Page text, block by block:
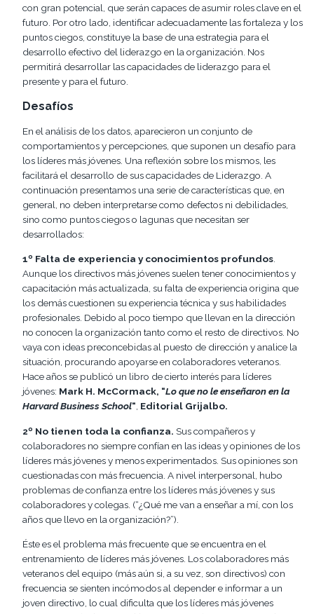
con gran potencial, que serán capaces de asumir roles clave en el
futuro. Por otro lado, identificar adecuadamente las fortaleza y los
puntos ciegos, constituye la base de una estrategia para el
desarrollo efectivo del liderazgo en la organización. Nos
permitirá desarrollar las capacidades de liderazgo para el
presente y para el futuro.
Desafíos
En el análisis de los datos, aparecieron un conjunto de
comportamientos y percepciones, que suponen un desafío para
los líderes más jóvenes. Una reflexión sobre los mismos, les
facilitará el desarrollo de sus capacidades de Liderazgo. A
continuación presentamos una serie de características que, en
general, no deben interpretarse como defectos ni debilidades,
sino como puntos ciegos o lagunas que necesitan ser
desarrollados:
1º Falta de experiencia y conocimientos profundos.
Aunque los directivos más jóvenes suelen tener conocimientos y
capacitación más actualizada, su falta de experiencia origina que
los demás cuestionen su experiencia técnica y sus habilidades
profesionales. Debido al poco tiempo que llevan en la dirección
no conocen la organización tanto como el resto de directivos. No
vaya con ideas preconcebidas al puesto de dirección y analice la
situación, procurando apoyarse en colaboradores veteranos.
Hace años se publicó un libro de cierto interés para líderes
jóvenes: Mark H. McCormack, “Lo que no le enseñaron en la
Harvard Business School“, Editorial Grijalbo.
2º No tienen toda la confianza. Sus compañeros y
colaboradores no siempre confían en las ideas y opiniones de los
líderes más jóvenes y menos experimentados. Sus opiniones son
cuestionadas con más frecuencia. A nivel interpersonal, hubo
problemas de confianza entre los líderes más jóvenes y sus
colaboradores y colegas. (“¿Qué me van a enseñar a mí, con los
años que llevo en la organización?”).
Éste es el problema más frecuente que se encuentra en el
entrenamiento de líderes más jóvenes. Los colaboradores más
veteranos del equipo (más aún si, a su vez, son directivos) con
frecuencia se sienten incómodos al depender e informar a un
joven directivo, lo cual dificulta que los líderes más jóvenes